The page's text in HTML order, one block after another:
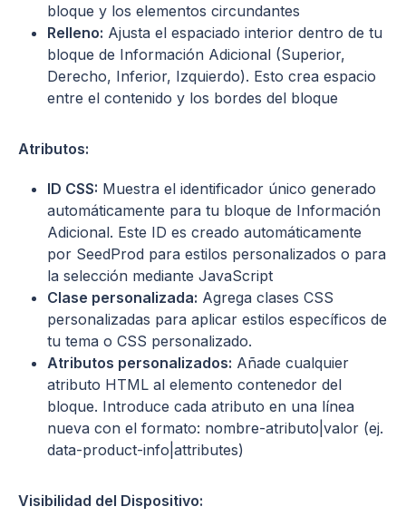
bloque y los elementos circundantes
Relleno: Ajusta el espaciado interior dentro de tu
bloque de Información Adicional (Superior,
Derecho, Inferior, Izquierdo). Esto crea espacio
entre el contenido y los bordes del bloque
Atributos:
ID CSS: Muestra el identificador único generado
automáticamente para tu bloque de Información
Adicional. Este ID es creado automáticamente
por SeedProd para estilos personalizados o para
la selección mediante JavaScript
Clase personalizada: Agrega clases CSS
personalizadas para aplicar estilos específicos de
tu tema o CSS personalizado.
Atributos personalizados: Añade cualquier
atributo HTML al elemento contenedor del
bloque. Introduce cada atributo en una línea
nueva con el formato: nombre-atributo|valor (ej.
data-product-info|attributes)
Visibilidad del Dispositivo: